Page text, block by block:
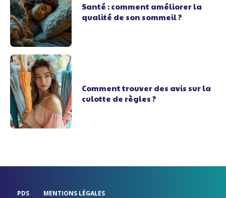
Santé : comment améliorer la
qualité de son sommeil ?
Comment trouver des avis sur la
culotte de règles ?
PDS MENTIONS LÉGALES